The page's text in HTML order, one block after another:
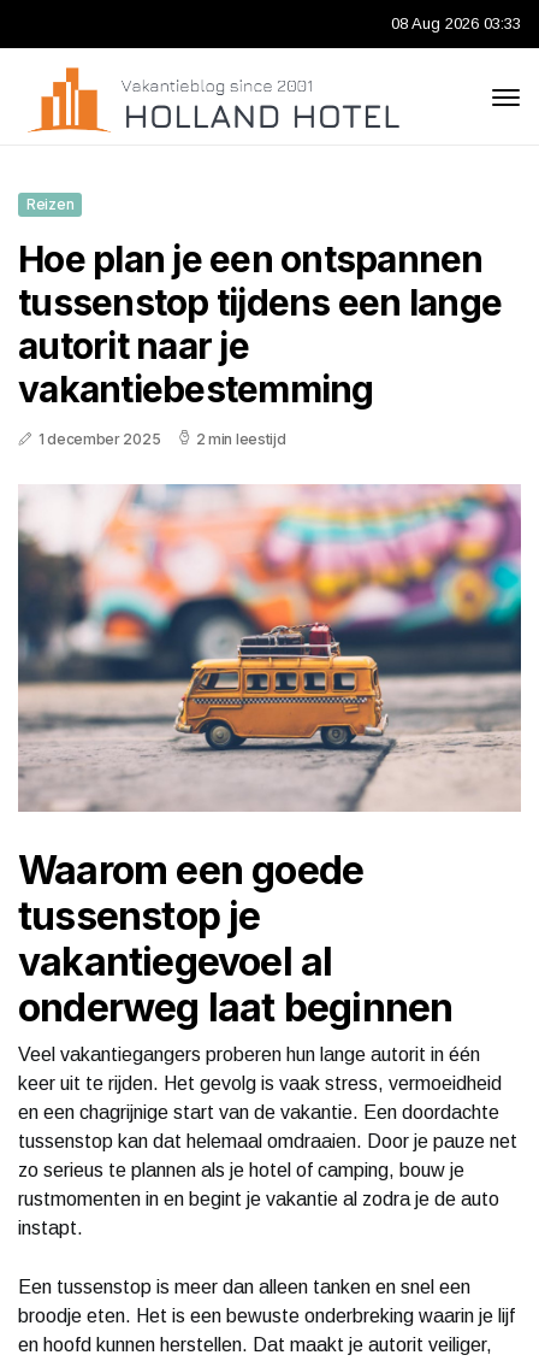
08 Aug 2026 03:33
Reizen
Hoe plan je een ontspannen
tussenstop tijdens een lange
autorit naar je
vakantiebestemming
1 december 2025 2 min leestijd
Waarom een goede
tussenstop je
vakantiegevoel al
onderweg laat beginnen
Veel vakantiegangers proberen hun lange autorit in één
keer uit te rijden. Het gevolg is vaak stress, vermoeidheid
en een chagrijnige start van de vakantie. Een doordachte
tussenstop kan dat helemaal omdraaien. Door je pauze net
zo serieus te plannen als je hotel of camping, bouw je
rustmomenten in en begint je vakantie al zodra je de auto
instapt.
Een tussenstop is meer dan alleen tanken en snel een
broodje eten. Het is een bewuste onderbreking waarin je lijf
en hoofd kunnen herstellen. Dat maakt je autorit veiliger,